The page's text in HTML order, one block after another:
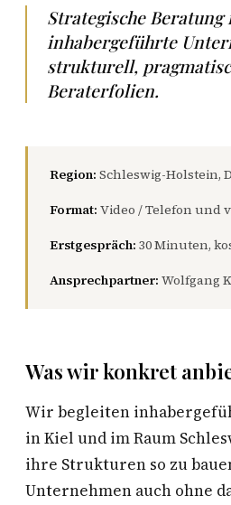
Strategische Beratung
inhabergeführte
strukturell,
Beraterfolien.
Region: Schleswig-Holstein,
Format: Video / Telefon und
Erstgespräch: 30 Minuten,
Ansprechpartner: Wolfgang
Was wir konkret
Wir begleiten
in Kiel und im Raum
ihre Strukturen so zu
Unternehmen auch ohne